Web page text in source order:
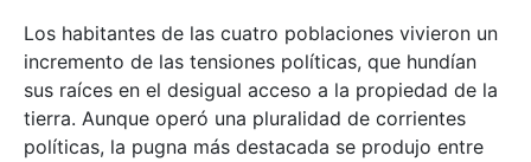
Los habitantes de las cuatro poblaciones vivieron un
incremento de las tensiones políticas, que hundían
sus raíces en el desigual acceso a la propiedad de la
tierra. Aunque operó una pluralidad de corrientes
políticas, la pugna más destacada se produjo entre